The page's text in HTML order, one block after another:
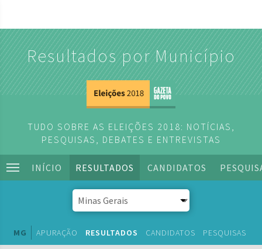
Resultados por Município
TUDO SOBRE AS ELEIÇÕES 2018: NOTÍCIAS,
PESQUISAS, DEBATES E ENTREVISTAS
INÍCIO RESULTADOS CANDIDATOS
MG APURAÇÃO RESULTADOS CANDIDATOS PESQUISAS